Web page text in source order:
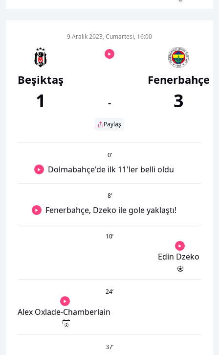
Beşiktaş
1
9 Aralık 2023, Cumartesi, 16:00
-
Paylaş
Fenerbahçe
3
0’
Dolmabahçe'de ilk 11'ler belli oldu
8’
Fenerbahçe, Dzeko ile gole yaklaştı!
10’
Edin Dzeko
24’
Alex Oxlade-Chamberlain
37’